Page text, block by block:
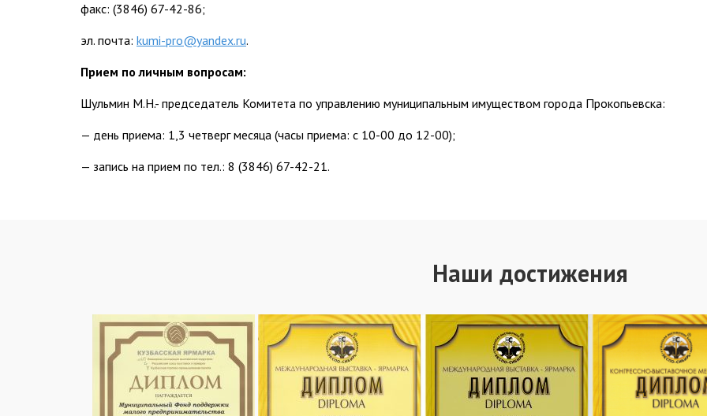
факс: (3846) 67-42-86;
эл. почта: kumi-pro@yandex.ru.
Прием по личным вопросам:
Шульмин М.Н.- председатель Комитета по управлению муниципальным имуществом города Прокопьевска:
— день приема: 1,3 четверг месяца (часы приема: с 10-00 до 12-00);
— запись на прием по тел.: 8 (3846) 67-42-21.
Наши достижения